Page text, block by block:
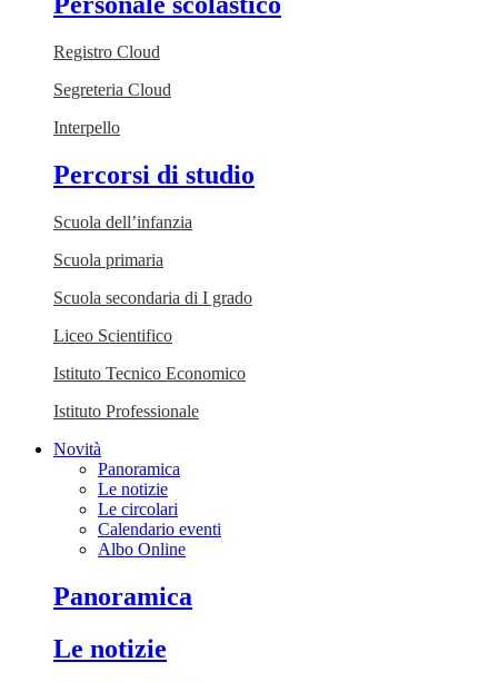
Registro Cloud
Segreteria Cloud
Interpello
Percorsi di studio
Scuola dell’infanzia
Scuola primaria
Scuola secondaria di I grado
Liceo Scientifico
Istituto Tecnico Economico
Istituto Professionale
Novità
Panoramica
Le notizie
Le circolari
Calendario eventi
Albo Online
Panoramica
Le notizie